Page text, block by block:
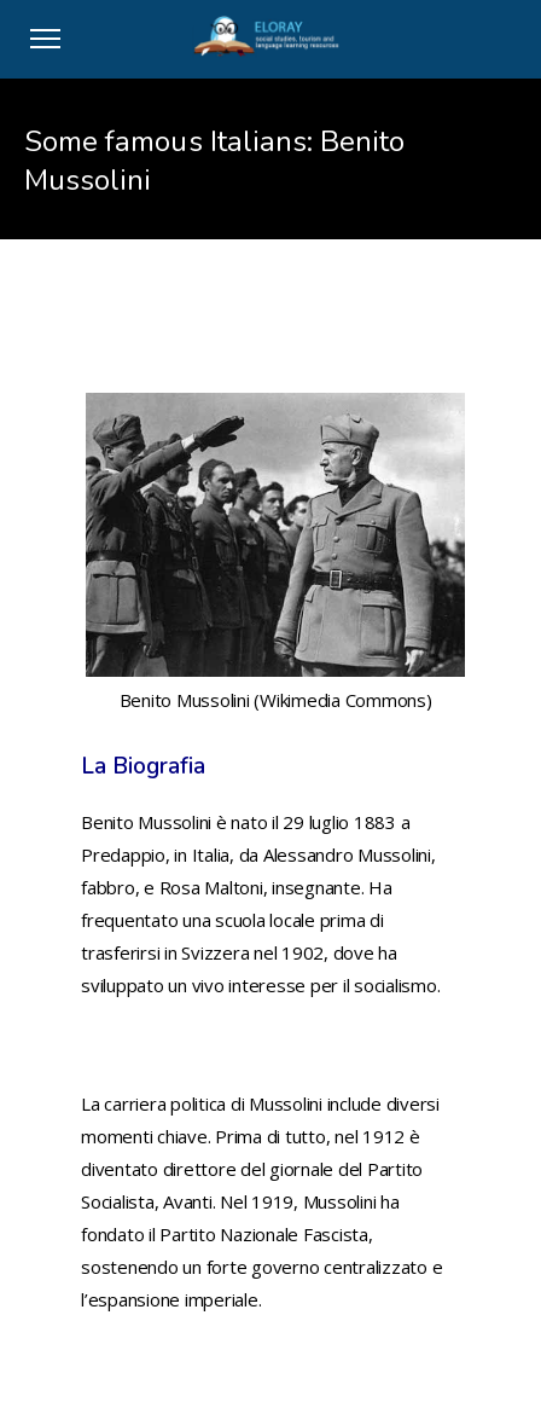
Some famous Italians: Benito
Mussolini
Benito Mussolini (Wikimedia Commons)
La Biografia
Benito Mussolini è nato il 29 luglio 1883 a
Predappio, in Italia, da Alessandro Mussolini,
fabbro, e Rosa Maltoni, insegnante. Ha
frequentato una scuola locale prima di
trasferirsi in Svizzera nel 1902, dove ha
sviluppato un vivo interesse per il socialismo.
La carriera politica di Mussolini include diversi
momenti chiave. Prima di tutto, nel 1912 è
diventato direttore del giornale del Partito
Socialista, Avanti. Nel 1919, Mussolini ha
fondato il Partito Nazionale Fascista,
sostenendo un forte governo centralizzato e
l’espansione imperiale.